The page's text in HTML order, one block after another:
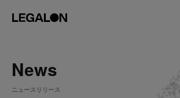
About
News
ニュースリリース